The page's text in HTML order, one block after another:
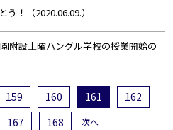
う！（2020.06.09.）
附設土曜ハングル学校の授業開始の
159 160 161
162
167 168 次へ